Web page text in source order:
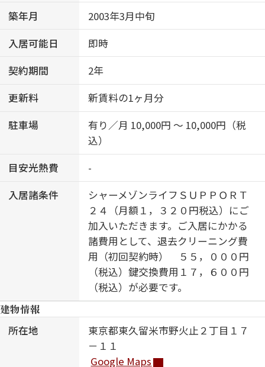
築年月
2003年3月中旬
入居可能日
即時
契約期間
2年
更新料
新賃料の1ヶ月分
駐車場
有り／月 10,000円 ～ 10,000円（税
込）
目安光熱費
-
入居諸条件
シャーメゾンライフＳＵＰＰＯＲＴ
２４（月額１，３２０円税込）にご
加入いただきます。ご入居にかかる
諸費用として、退去クリーニング費
用（初回契約時） ５５，０００円
（税込）鍵交換費用１７，６００円
（税込）が必要です。
建物情報
所在地
東京都東久留米市野火止２丁目１７
－１１
Google Maps